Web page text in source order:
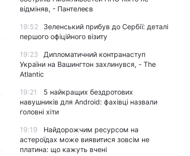
відміняв, - Пантелеєв
19:52
Зеленський прибув до Сербії: деталі
першого офіційного візиту
19:23
Дипломатичний контранаступ
України на Вашингтон захлинувся, - The
Atlantic
19:21
5 найкращих бездротових
навушників для Android: фахівці назвали
головні хіти
19:19
Найдорожчим ресурсом на
астероїдах може виявитися зовсім не
платина: що кажуть вчені